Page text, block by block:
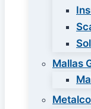
Mallas